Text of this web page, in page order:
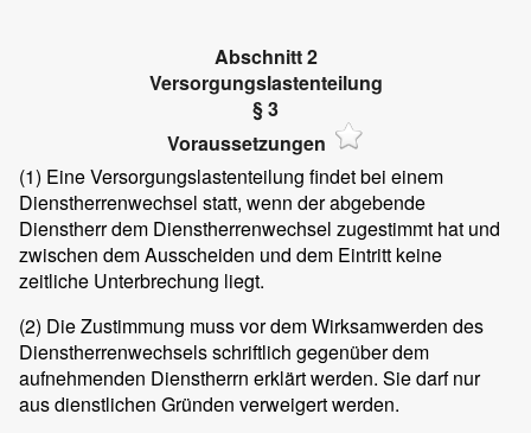
Abschnitt 2
Versorgungslastenteilung
§ 3
Voraussetzungen
(1) Eine Versorgungslastenteilung findet bei einem
Dienstherrenwechsel statt, wenn der abgebende
Dienstherr dem Dienstherrenwechsel zugestimmt hat und
zwischen dem Ausscheiden und dem Eintritt keine
zeitliche Unterbrechung liegt.
(2) Die Zustimmung muss vor dem Wirksamwerden des
Dienstherrenwechsels schriftlich gegenüber dem
aufnehmenden Dienstherrn erklärt werden. Sie darf nur
aus dienstlichen Gründen verweigert werden.